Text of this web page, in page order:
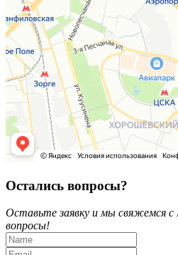
Остались вопросы?
Оставьте заявку и мы свяжемся
вопросы!